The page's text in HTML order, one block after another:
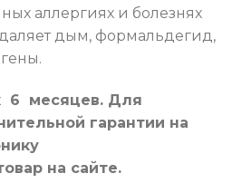
аллергиях и болезнях
дым, формальдегид,
6 месяцев. Для
гарантии на
на сайте.